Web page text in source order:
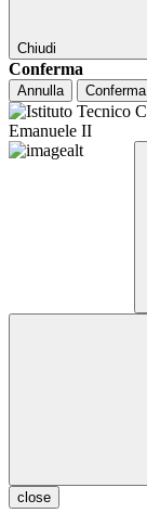
Chiudi
Conferma
Annulla Conferma
close